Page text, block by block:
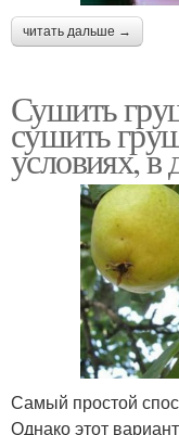
читать дальше →
Сушить
сушить
условиях, в
Самый простой
Однако этот